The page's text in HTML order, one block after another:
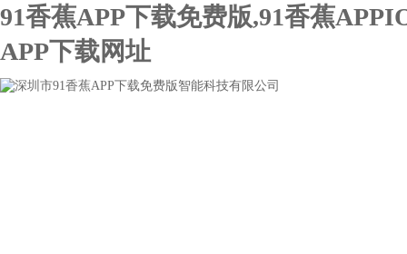
91香蕉APP下载免费版,91香蕉
APP下载网址